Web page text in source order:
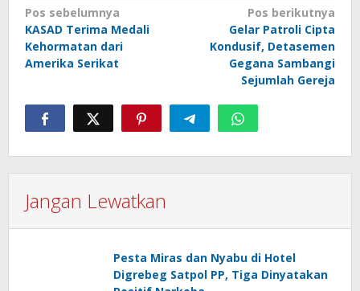
Navigasi
pos
Pos sebelumnya
KASAD Terima Medali
Kehormatan dari
Amerika Serikat
Pos berikutnya
Gelar Patroli Cipta
Kondusif, Detasemen
Gegana Sambangi
Sejumlah Gereja
Jangan Lewatkan
Pesta Miras dan Nyabu di Hotel
Digrebeg Satpol PP, Tiga Dinyatakan